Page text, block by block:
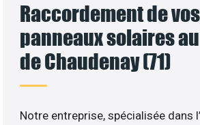
Raccordement de vos
panneaux solaires
de Chaudenay (71)
Notre entreprise, spécialisée dans